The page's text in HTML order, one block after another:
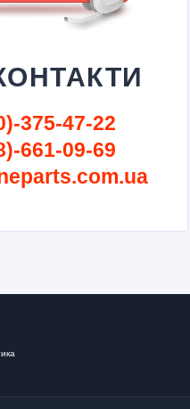
375-47-22
661-09-69